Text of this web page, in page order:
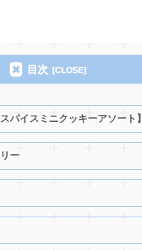
目次
パイスミニクッキーアソート】
ー